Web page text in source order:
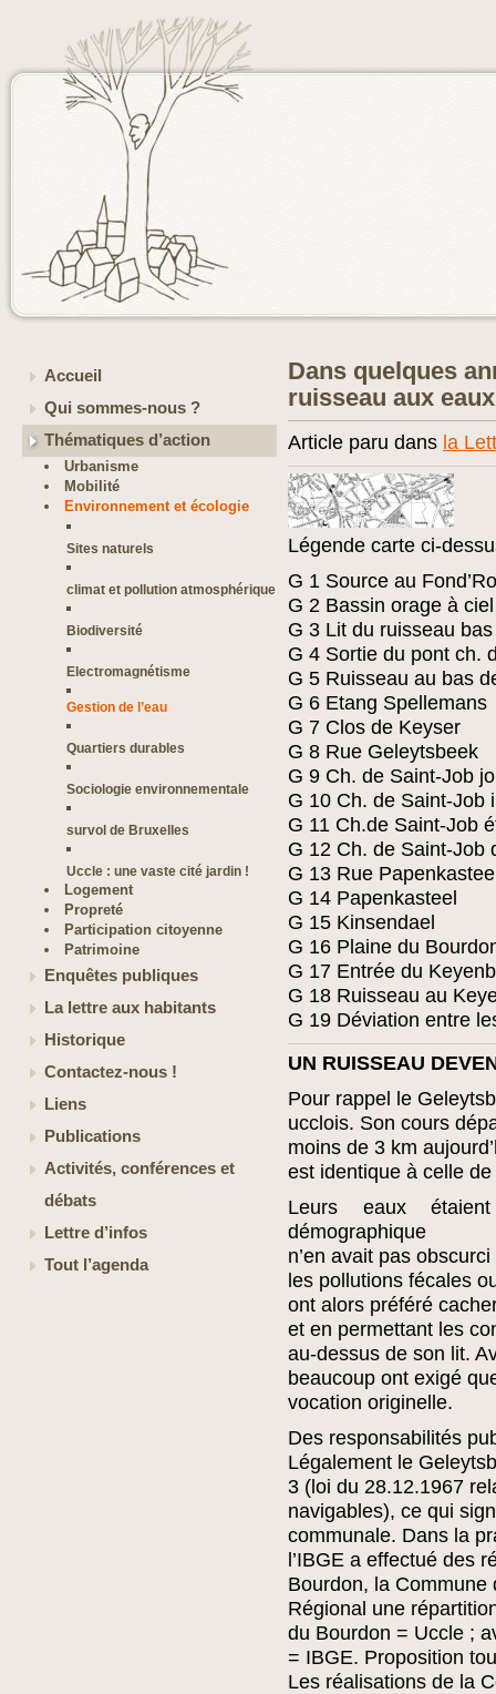
Accueil
Qui sommes-nous ?
Thématiques d’action
Urbanisme
Mobilité
Environnement et écologie
Sites naturels
climat et pollution atmosphérique
Biodiversité
Electromagnétisme
Gestion de l’eau
Quartiers durables
Sociologie environnementale
survol de Bruxelles
Uccle : une vaste cité jardin !
Logement
Propreté
Participation citoyenne
Patrimoine
Enquêtes publiques
La lettre aux habitants
Historique
Contactez-nous !
Liens
Publications
Activités, conférences et
débats
Lettre d’infos
Tout l’agenda
Dans quelques
ruisseau aux
Article paru dans la
Légende carte ci-
G 1 Source au
G 2 Bassin orage à
G 3 Lit du ruisseau
G 4 Sortie du pont ch.
G 5 Ruisseau au bas
G 6 Etang Spellemans
G 7 Clos de Keyser
G 8 Rue Geleytsbeek
G 9 Ch. de Saint-Job
G 10 Ch. de Saint-Job
G 11 Ch.de Saint-Job
G 12 Ch. de Saint-Job
G 13 Rue
G 14 Papenkasteel
G 15 Kinsendael
G 16 Plaine du
G 17 Entrée du
G 18 Ruisseau au
G 19 Déviation entre
UN RUISSEAU
Pour rappel le
ucclois. Son cours
moins de 3 km
est identique à celle
Leurs eaux
démographique
n’en avait pas
les pollutions fécales
ont alors préféré
et en permettant les
au-dessus de son lit.
beaucoup ont exigé
vocation originelle.
Des responsabilités
Légalement le
3 (loi du 28.12.1967
navigables), ce qui
communale. Dans la
l’IBGE a effectué des
Bourdon, la Commune
Régional une
du Bourdon = Uccle ;
= IBGE. Proposition
Les réalisations de la